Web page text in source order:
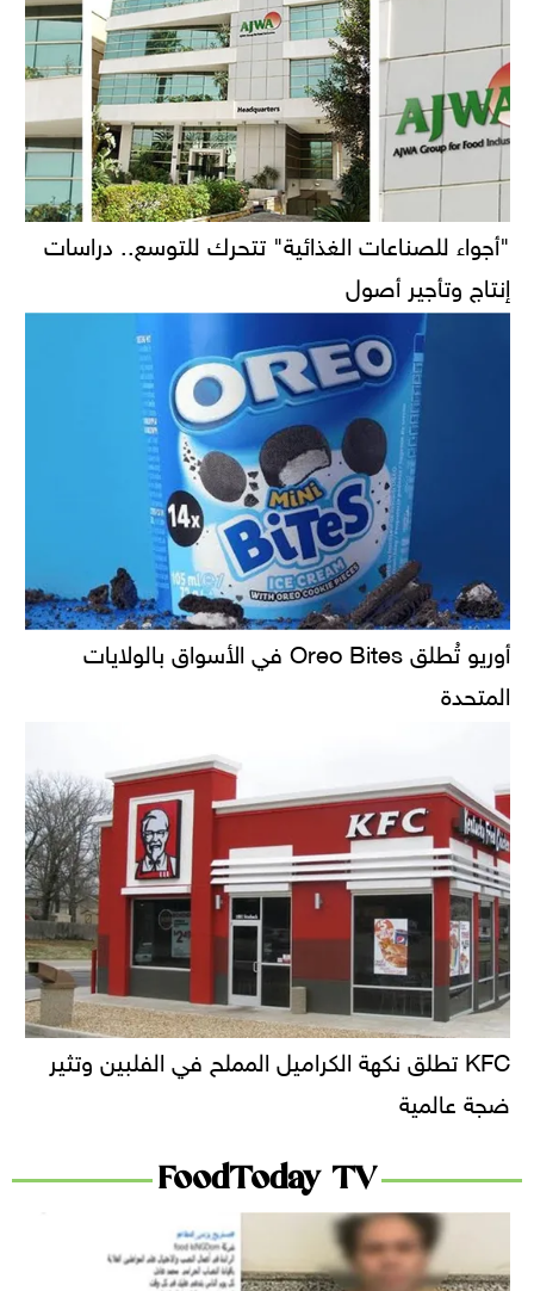
"أجواء للصناعات الغذائية" تتحرك للتوسع.. دراسات
إنتاج وتأجير أصول
أوريو تُطلق Oreo Bites في الأسواق بالولايات
المتحدة
KFC تطلق نكهة الكراميل المملح في الفلبين وتثير
ضجة عالمية
FoodToday TV